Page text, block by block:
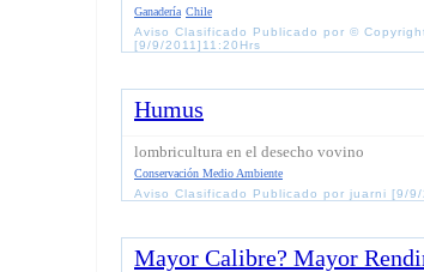
Ganadería Chile
Aviso Clasificado Publicado por ©
[9/9/2011]11:20Hrs
Humus
lombricultura en el desecho vovino
Conservación Medio Ambiente
Aviso Clasificado Publicado por juarni [9/9/
Mayor Calibre? Mayor